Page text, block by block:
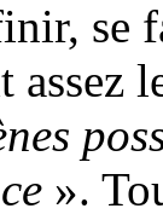
se
».